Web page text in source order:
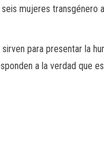
mujeres transgénero
para presentar la
a la verdad que